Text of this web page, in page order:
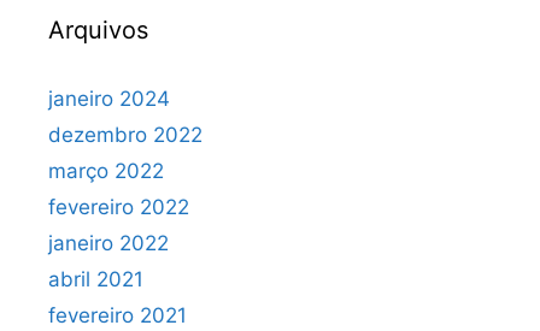
Arquivos
janeiro 2024
dezembro 2022
março 2022
fevereiro 2022
janeiro 2022
abril 2021
fevereiro 2021